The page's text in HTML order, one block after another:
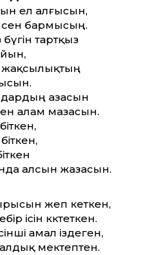
ел алғысын,
сен бармысың.
тартқыз
жақсылықтың
азасын
алам мазасын.
алсын жазасын.
жеп кеткен,
ісін көктеткен.
амал іздеген,
мектептен.